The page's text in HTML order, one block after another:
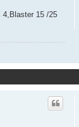
4,Blaster 15 /25